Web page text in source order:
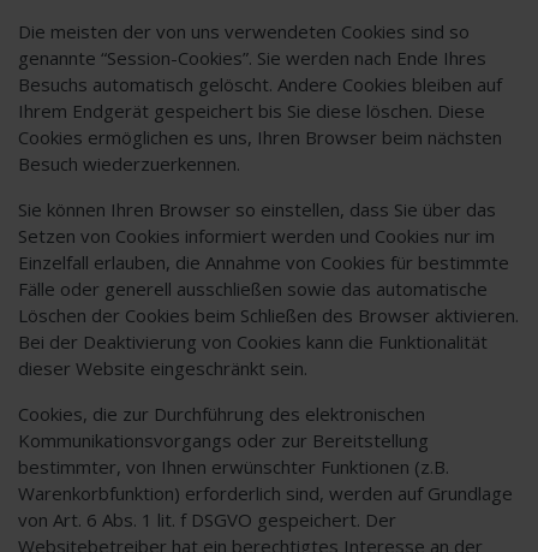
Die meisten der von uns verwendeten Cookies sind so
genannte “Session-Cookies”. Sie werden nach Ende Ihres
Besuchs automatisch gelöscht. Andere Cookies bleiben auf
Ihrem Endgerät gespeichert bis Sie diese löschen. Diese
Cookies ermöglichen es uns, Ihren Browser beim nächsten
Besuch wiederzuerkennen.
Sie können Ihren Browser so einstellen, dass Sie über das
Setzen von Cookies informiert werden und Cookies nur im
Einzelfall erlauben, die Annahme von Cookies für bestimmte
Fälle oder generell ausschließen sowie das automatische
Löschen der Cookies beim Schließen des Browser aktivieren.
Bei der Deaktivierung von Cookies kann die Funktionalität
dieser Website eingeschränkt sein.
Cookies, die zur Durchführung des elektronischen
Kommunikationsvorgangs oder zur Bereitstellung
bestimmter, von Ihnen erwünschter Funktionen (z.B.
Warenkorbfunktion) erforderlich sind, werden auf Grundlage
von Art. 6 Abs. 1 lit. f DSGVO gespeichert. Der
Websitebetreiber hat ein berechtigtes Interesse an der